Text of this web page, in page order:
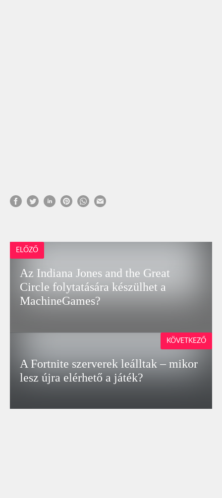
ELŐZŐ
Az Indiana Jones and the Great
Circle folytatására készülhet a
MachineGames?
A Fortnite szerverek leálltak – mikor
lesz újra elérhető a játék?
KÖVETKEZŐ